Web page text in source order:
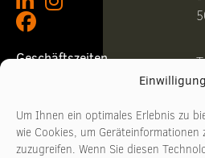
Um Ihnen ein optimales Erlebnis zu
wie Cookies, um
zuzugreifen. Wenn Sie diesen
Geschäftszeiten
10:00 -
Freitag 10:00 -